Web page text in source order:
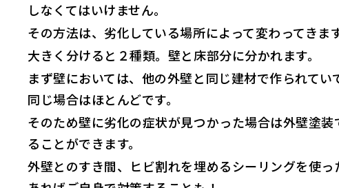
しなくてはいけません。
その方法は、劣化している場所によって変わってきます
大きく分けると２種類。壁と床部分に分かれます。
まず壁においては、他の外壁と同じ建材で作られてい
同じ場合はほとんどです。
そのため壁に劣化の症状が見つかった場合は外壁塗装
ることができます。
外壁とのすき間、ヒビ割れを埋めるシーリングを使っ